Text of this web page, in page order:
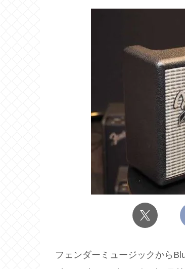
フェンダーミュージックから